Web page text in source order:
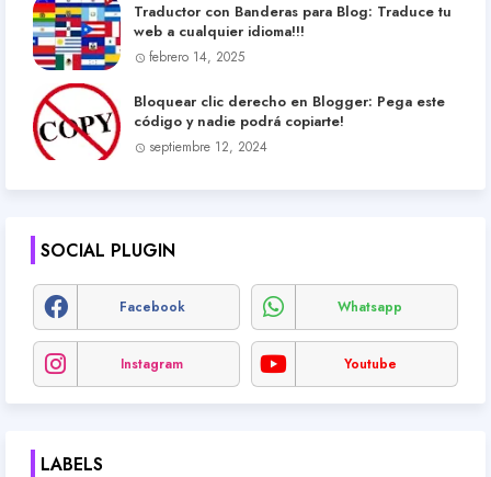
Traductor con Banderas para Blog: Traduce tu
web a cualquier idioma!!!
febrero 14, 2025
Bloquear clic derecho en Blogger: Pega este
código y nadie podrá copiarte!
septiembre 12, 2024
SOCIAL PLUGIN
Facebook Whatsapp
Instagram Youtube
LABELS